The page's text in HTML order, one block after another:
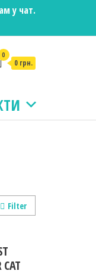
у чат.
0
0 грн.
Filter